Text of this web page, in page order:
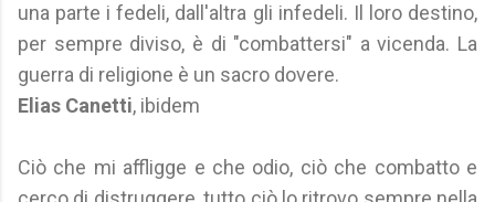
una parte i fedeli, dall'altra gli infedeli. Il loro destino,
per sempre diviso, è di "combattersi" a vicenda. La
guerra di religione è un sacro dovere.
Elias Canetti, ibidem
Ciò che mi affligge e che odio, ciò che combatto e